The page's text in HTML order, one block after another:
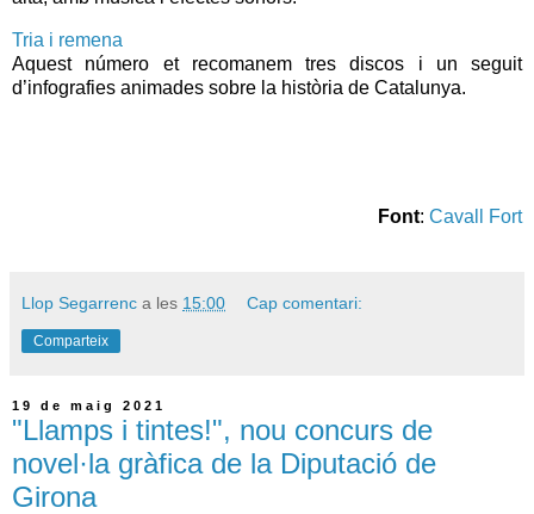
Tria i remena
Aquest número et recomanem tres discos i un seguit
d’infografies animades sobre la història de Catalunya.
Font: Cavall Fort
Llop Segarrenc a les 15:00 Cap comentari:
Comparteix
19 de maig 2021
"Llamps i tintes!", nou concurs de
novel·la gràfica de la Diputació de
Girona